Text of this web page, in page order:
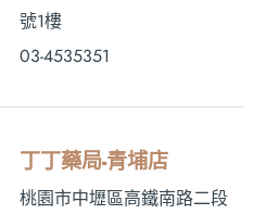
號1樓
03-4535351
丁丁藥局-青埔店
桃園市中壢區高鐵南路二段